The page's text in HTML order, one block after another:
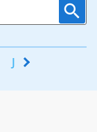
J K